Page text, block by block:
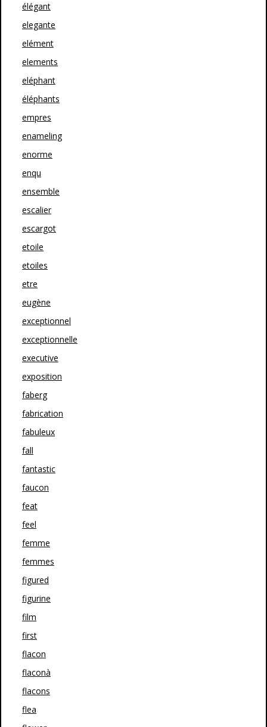
élégant
elegante
elément
elements
eléphant
éléphants
empres
enameling
enorme
enqu
ensemble
escalier
escargot
etoile
etoiles
etre
eugène
exceptionnel
exceptionnelle
executive
exposition
faberg
fabrication
fabuleux
fall
fantastic
faucon
feat
feel
femme
femmes
figured
figurine
film
first
flacon
flaconà
flacons
flea